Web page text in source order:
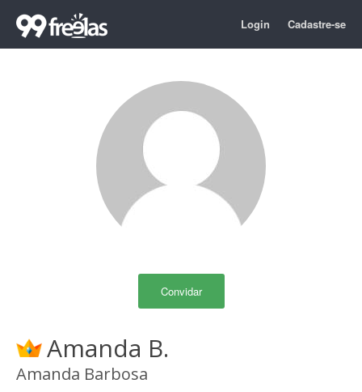
Login Cadastre-se
Convidar
Amanda B.
Amanda Barbosa